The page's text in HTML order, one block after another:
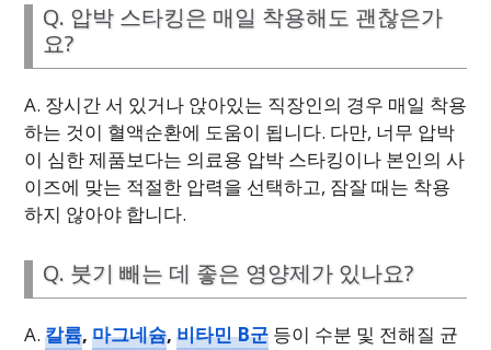
Q. 압박 스타킹은 매일 착용해도 괜찮은가
요?
A. 장시간 서 있거나 앉아있는 직장인의 경우 매일 착용
하는 것이 혈액순환에 도움이 됩니다. 다만, 너무 압박
이 심한 제품보다는 의료용 압박 스타킹이나 본인의 사
이즈에 맞는 적절한 압력을 선택하고, 잠잘 때는 착용
하지 않아야 합니다.
Q. 붓기 빼는 데 좋은 영양제가 있나요?
A. 칼륨, 마그네슘, 비타민 B군 등이 수분 및 전해질 균